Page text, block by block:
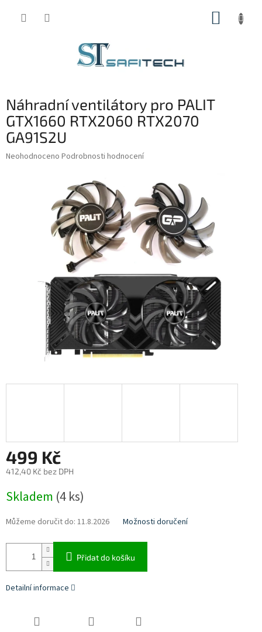
Náhradní ventilátory pro PALIT
GTX1660 RTX2060 RTX2070
GA91S2U
Průměrné
Neohodnoceno Podrobnosti hodnocení
499 Kč
412,40 Kč bez DPH
cena:
Skladem (4 ks)
Můžeme doručit do: 11.8.2026 Možnosti doručení
Přidat do košíku
Detailní informace